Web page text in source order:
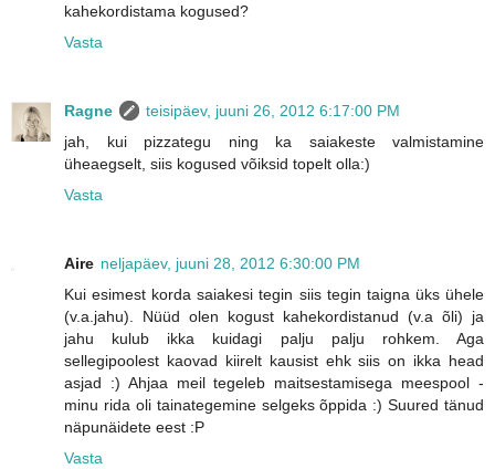
kahekordistama kogused?
Vasta
Ragne
teisipäev, juuni 26, 2012 6:17:00 PM
jah, kui pizzategu ning ka saiakeste valmistamine
üheaegselt, siis kogused võiksid topelt olla:)
Vasta
Aire neljapäev, juuni 28, 2012 6:30:00 PM
Kui esimest korda saiakesi tegin siis tegin taigna üks ühele
(v.a.jahu). Nüüd olen kogust kahekordistanud (v.a õli) ja
jahu kulub ikka kuidagi palju palju rohkem. Aga
sellegipoolest kaovad kiirelt kausist ehk siis on ikka head
asjad :) Ahjaa meil tegeleb maitsestamisega meespool -
minu rida oli tainategemine selgeks õppida :) Suured tänud
näpunäidete eest :P
Vasta